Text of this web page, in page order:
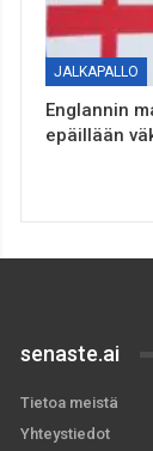
JALKAPALLO
Englannin
epäillään
senaste.ai
Tietoa meistä
Yhteystiedot